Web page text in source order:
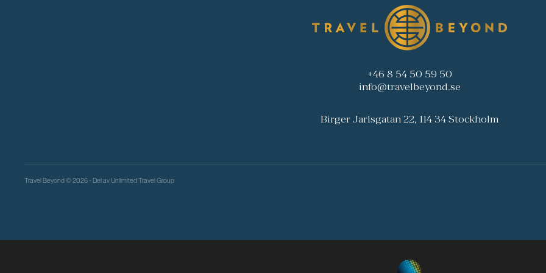
+46 8 54 50 59 50
info@travelbeyond.se
Birger Jarlsgatan 22, 114 34 Stockholm
Travel Beyond © 2026 - Del avUnlimited Travel Group